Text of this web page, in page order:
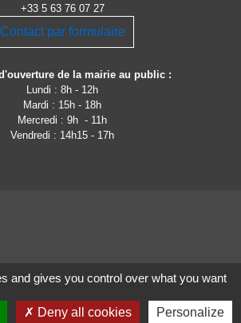
+33 5 63 76 07 27
Contact par formulaire
de la mairie au public :
Lundi : 8h - 12h
Mardi : 15h - 18h
Mercredi : 9h - 11h
Vendredi : 14h15 - 17h
de l'Albigeois
and gives you control over what you want
Deny all cookies Personalize